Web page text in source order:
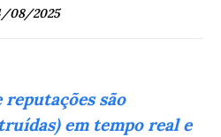
08/2025
são
em tempo real e